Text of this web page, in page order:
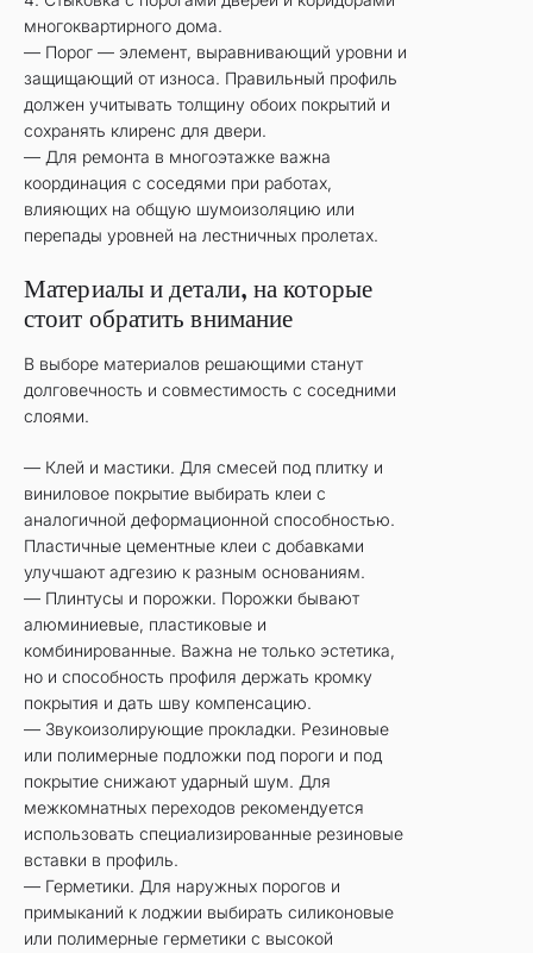
многоквартирного дома.
— Порог — элемент, выравнивающий уровни и
защищающий от износа. Правильный профиль
должен учитывать толщину обоих покрытий и
сохранять клиренс для двери.
— Для ремонта в многоэтажке важна
координация с соседями при работах,
влияющих на общую шумоизоляцию или
перепады уровней на лестничных пролетах.
Материалы и детали, на которые
стоит обратить внимание
В выборе материалов решающими станут
долговечность и совместимость с соседними
слоями.
— Клей и мастики. Для смесей под плитку и
виниловое покрытие выбирать клеи с
аналогичной деформационной способностью.
Пластичные цементные клеи с добавками
улучшают адгезию к разным основаниям.
— Плинтусы и порожки. Порожки бывают
алюминиевые, пластиковые и
комбинированные. Важна не только эстетика,
но и способность профиля держать кромку
покрытия и дать шву компенсацию.
— Звукоизолирующие прокладки. Резиновые
или полимерные подложки под пороги и под
покрытие снижают ударный шум. Для
межкомнатных переходов рекомендуется
использовать специализированные резиновые
вставки в профиль.
— Герметики. Для наружных порогов и
примыканий к лоджии выбирать силиконовые
или полимерные герметики с высокой